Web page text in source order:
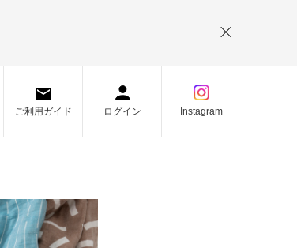
ご利用ガイド ログイン Instagram